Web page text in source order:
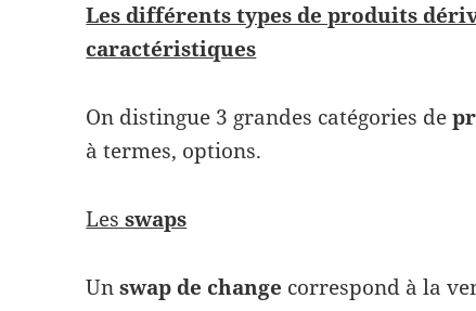
Les différents types de produits
caractéristiques
On distingue 3 grandes catégories de
à termes, options.
Lesswaps
Unswap de change correspond à la